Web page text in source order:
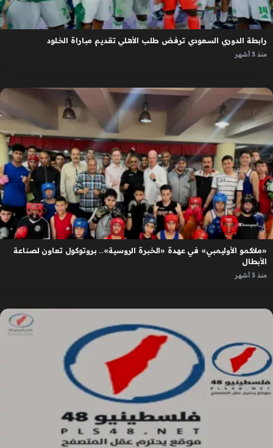
رابطة الدوري السعودي ترفض طلب الأهلي تقديم مباراة الخلود
منذ 3 أشهر
«ملاكمو الأوليمبي» في عهدة «الخبرة الروسية».. بروتوكول تعاون لصناعة
الأبطال
منذ 3 أشهر